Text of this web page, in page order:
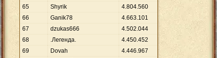
65
Shyrik 4.804.560
66
Ganik78 4.663.101
67
dzukas666 4.502.044
68
.Легенда. 4.450.452
69
Dovah 4.446.967